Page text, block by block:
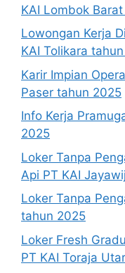
KAI Lombok
Lowongan Kerja
KAI Tolikara
Karir Impian
Paser tahun 2025
Info Kerja
2025
Loker Tanpa
Api PT KAI
Loker Tanpa
tahun 2025
Loker Fresh
PT KAI Toraja